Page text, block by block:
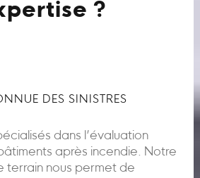
?
DES SINISTRES
dans l’évaluation
après incendie. Notre
terrain nous permet de